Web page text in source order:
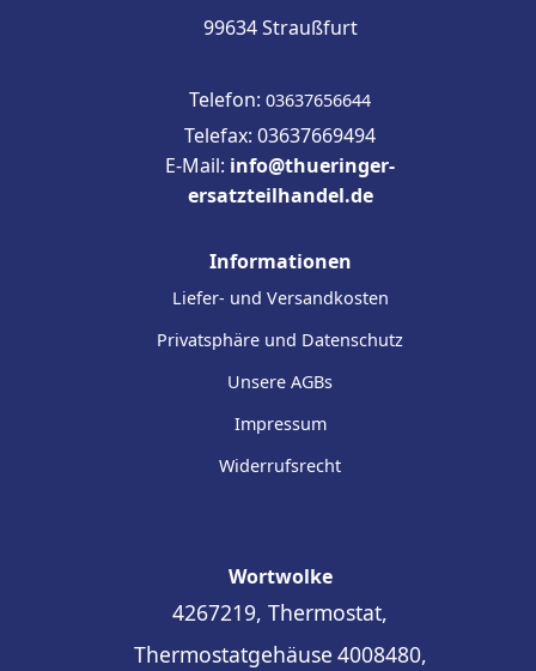
99634 Straußfurt
Telefon: 03637656644
Telefax: 03637669494
E-Mail: info@thueringer-
ersatzteilhandel.de
Informationen
Liefer- und Versandkosten
Privatsphäre und Datenschutz
Unsere AGBs
Impressum
Widerrufsrecht
Wortwolke
4267219, Thermostat,
Thermostatgehäuse 4008480,